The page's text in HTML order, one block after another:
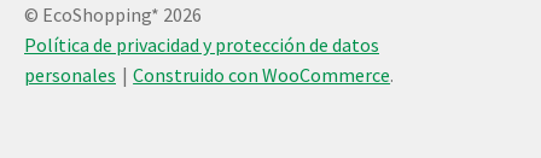
© EcoShopping* 2026
Política de privacidad y protección de datos
personales
Construido con WooCommerce.